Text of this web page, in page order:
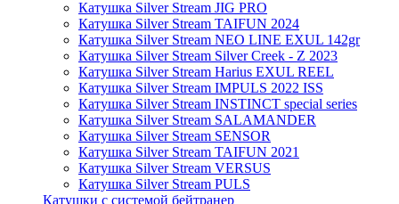
Катушка Silver Stream JIG PRO
Катушка Silver Stream TAIFUN 2024
Катушка Silver Stream NEO LINE EXUL 142gr
Катушка Silver Stream Silver Creek - Z 2023
Катушка Silver Stream Harius EXUL REEL
Катушка Silver Stream IMPULS 2022 ISS
Катушка Silver Stream INSTINCT special series
Катушка Silver Stream SALAMANDER
Катушка Silver Stream SENSOR
Катушка Silver Stream TAIFUN 2021
Катушка Silver Stream VERSUS
Катушка Silver Stream PULS
Катушки с системой бейтранер